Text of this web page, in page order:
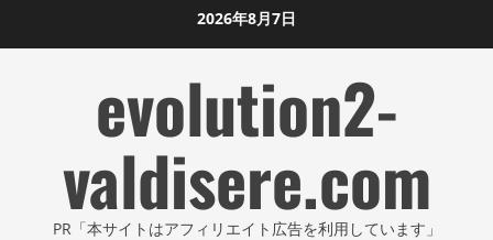
ン
2026年8月7日
evolution2-
valdisere.com
PR「本サイトはアフィリエイト広告を利用しています」